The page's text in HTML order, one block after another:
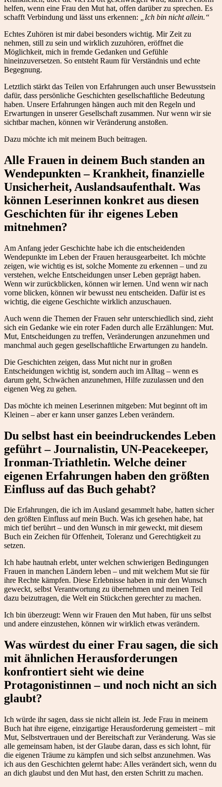
helfen, wenn eine Frau den Mut hat, offen darüber zu sprechen. Es
schafft Verbindung und lässt uns erkennen:
„Ich bin nicht allein.“
Echtes Zuhören ist mir dabei besonders wichtig. Mir Zeit zu
nehmen, still zu sein und wirklich zuzuhören, eröffnet die
Möglichkeit, mich in fremde Gedanken und Gefühle
hineinzuversetzen. So entsteht Raum für Verständnis und echte
Begegnung.
Letztlich stärkt das Teilen von Erfahrungen auch unser Bewusstsein
dafür, dass persönliche Geschichten gesellschaftliche Bedeutung
haben. Unsere Erfahrungen hängen auch mit den Regeln und
Erwartungen in unserer Gesellschaft zusammen. Nur wenn wir sie
sichtbar machen, können wir Veränderung anstoßen.
Dazu möchte ich mit meinem Buch beitragen.
Alle Frauen in deinem Buch standen an
Wendepunkten – Krankheit, finanzielle
Unsicherheit, Auslandsaufenthalt. Was
können Leserinnen konkret aus diesen
Geschichten für ihr eigenes Leben
mitnehmen?
Am Anfang jeder Geschichte habe ich die entscheidenden
Wendepunkte im Leben der Frauen herausgearbeitet. Ich möchte
zeigen, wie wichtig es ist, solche Momente zu erkennen – und zu
verstehen, welche Entscheidungen unser Leben geprägt haben.
Wenn wir zurückblicken, können wir lernen. Und wenn wir nach
vorne blicken, können wir bewusst neu entscheiden. Dafür ist es
wichtig, die eigene Geschichte wirklich anzuschauen.
Auch wenn die Themen der Frauen sehr unterschiedlich sind, zieht
sich ein Gedanke wie ein roter Faden durch alle Erzählungen: Mut.
Mut, Entscheidungen zu treffen, Veränderungen anzunehmen und
manchmal auch gegen gesellschaftliche Erwartungen zu handeln.
Die Geschichten zeigen, dass Mut nicht nur in großen
Entscheidungen wichtig ist, sondern auch im Alltag – wenn es
darum geht, Schwächen anzunehmen, Hilfe zuzulassen und den
eigenen Weg zu gehen.
Das möchte ich meinen Leserinnen mitgeben: Mut beginnt oft im
Kleinen – aber er kann unser ganzes Leben verändern.
Du selbst hast ein beeindruckendes Leben
geführt – Journalistin, UN-Peacekeeper,
Ironman-Triathletin. Welche deiner
eigenen Erfahrungen haben den größten
Einfluss auf das Buch gehabt?
Die Erfahrungen, die ich im Ausland gesammelt habe, hatten sicher
den größten Einfluss auf mein Buch. Was ich gesehen habe, hat
mich tief berührt – und den Wunsch in mir geweckt, mit diesem
Buch ein Zeichen für Offenheit, Toleranz und Gerechtigkeit zu
setzen.
Ich habe hautnah erlebt, unter welchen schwierigen Bedingungen
Frauen in manchen Ländern leben – und mit welchem Mut sie für
ihre Rechte kämpfen. Diese Erlebnisse haben in mir den Wunsch
geweckt, selbst Verantwortung zu übernehmen und meinen Teil
dazu beizutragen, die Welt ein Stückchen gerechter zu machen.
Ich bin überzeugt: Wenn wir Frauen den Mut haben, für uns selbst
und andere einzustehen, können wir wirklich etwas verändern.
Was würdest du einer Frau sagen, die sich
mit ähnlichen Herausforderungen
konfrontiert sieht wie deine
Protagonistinnen – und noch nicht an sich
glaubt?
Ich würde ihr sagen, dass sie nicht allein ist. Jede Frau in meinem
Buch hat ihre eigene, einzigartige Herausforderung gemeistert – mit
Mut, Selbstvertrauen und der Bereitschaft zur Veränderung. Was sie
alle gemeinsam haben, ist der Glaube daran, dass es sich lohnt, für
die eigenen Träume zu kämpfen und sich selbst anzunehmen. Was
ich aus den Geschichten gelernt habe: Alles verändert sich, wenn du
an dich glaubst und den Mut hast, den ersten Schritt zu machen.